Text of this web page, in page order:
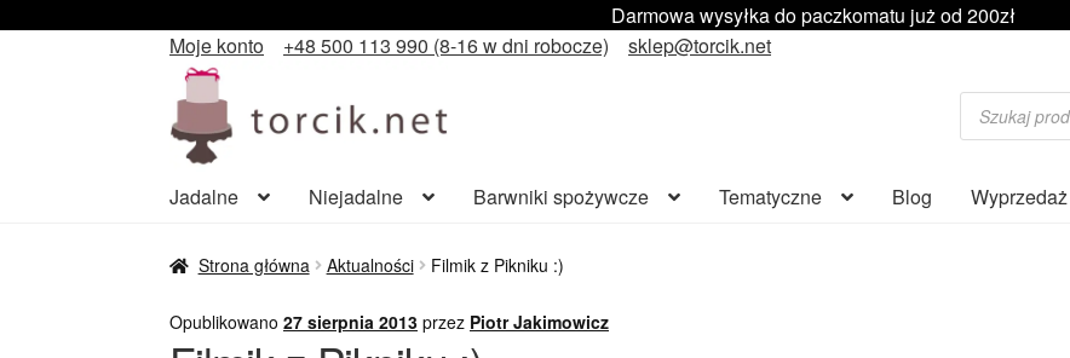
Darmowa wysyłka do paczkomatu już od 200zł
Moje konto
+48 500 113 990 (8-16 w dni robocze) sklep@torcik.net
Przejdź
do
nawigacji
Przejdź
do
treści
Wyszukiwarka
produktów
Jadalne Niejadalne Barwniki spożywcze Tematyczne Blog Wyprzedaż
Strona główna Aktualności Filmik z Pikniku :)
Opublikowano27 sierpnia 2013 przez Piotr Jakimowicz